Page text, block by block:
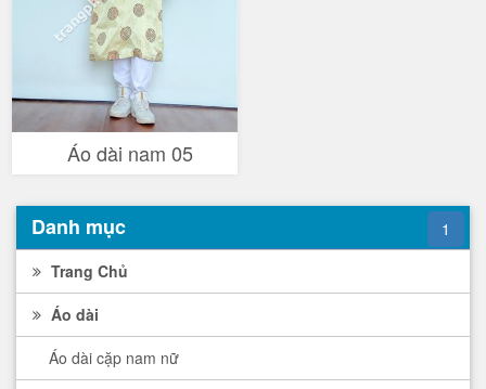
Áo dài nam 05
1
Danh mục
Trang Chủ
Áo dài
Áo dài cặp nam nữ